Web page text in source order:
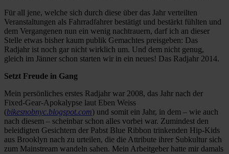
Für all jene, welche sich durch diese über das Jahr verteilten
Veranstaltungen als Fahrradfahrer bestätigt und bestärkt fühlten und
dem Vergangenen nun ein wenig nachtrauern, darf ich an dieser
Stelle etwas bisher kaum publik Gemachtes preisgeben: Das
Radjahr ist noch gar nicht wirklich um. Und dem nicht genug,
gleich im Jänner schon starten wir in ein neues! Das Radjahr 2014.
Setzt Freude in Gang
Mein persönliches erstes Radjahr war 2008, das Jahr nach der
Fixed-Gear-Apokalypse laut Eben Weiss
(bikesnobnyc.blogspot.com) und somit ein Jahr, in dem – wie auch
nach diesem – scheinbar schon alles vorbei war. Zumindest den
beleidigten Gesichtern der Pabst Blue Ribbon trinkenden Hip-Kids
aus Brooklyn nach zu urteilen, die die Attribute ihrer Subkultur sich
zum Mainstream wandeln sahen. Mein Arbeitgeber hatte mir damals